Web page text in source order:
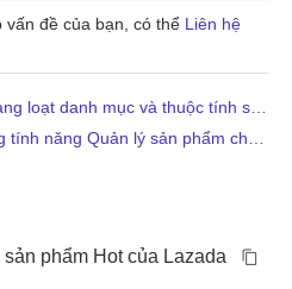
vấn đề của bạn, có thể Liên hệ
phẩm Hot của Lazada